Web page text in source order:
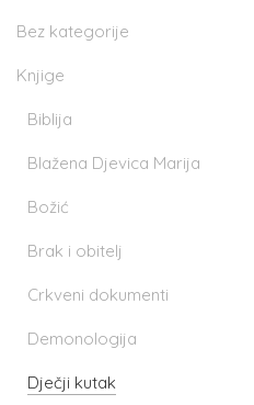
Bez kategorije
Knjige
Biblija
Blažena Djevica Marija
Božić
Brak i obitelj
Crkveni dokumenti
Demonologija
Dječji kutak